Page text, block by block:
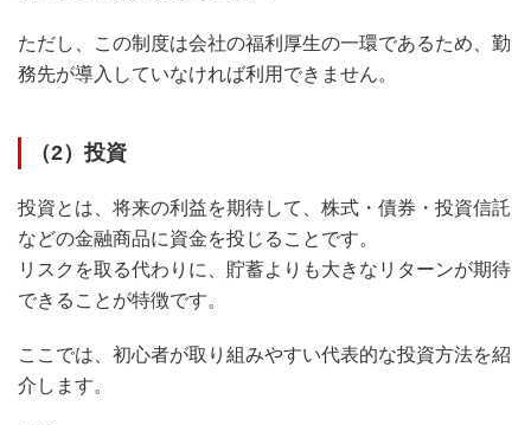
ただし、この制度は会社の福利厚生の一環であるため、勤
務先が導入していなければ利用できません。
（2）投資
投資とは、将来の利益を期待して、株式・債券・投資信託
などの金融商品に資金を投じることです。
リスクを取る代わりに、貯蓄よりも大きなリターンが期待
できることが特徴です。
ここでは、初心者が取り組みやすい代表的な投資方法を紹
介します。